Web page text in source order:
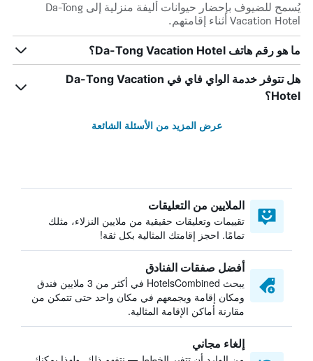
يُسمح للضيوف بإحضار حيوانات أليفة منزلية إلى Da-Tong
Vacation Hotel أثناء إقامتهم.
ما هو رقم هاتف Da-Tong Vacation Hotel؟
هل تتوفر خدمة الواي فاي في Da-Tong Vacation
Hotel؟
عرض المزيد من الأسئلة الشائعة
الملايين من التعليقات
تقييمات وتعليقات حقيقية من ملايين النزلاء، مثلك
تمامًا. احجز إقامتك المثالية بكل ثقة!
أفضل صفقات الفنادق
يبحث HotelsCombined في أكثر من 3 ملايين فندق
ومكان إقامة ويجمعهم في مكان واحد حتى تتمكن من
مقارنة أماكن الإقامة المثالية.
إلغاء مجاني